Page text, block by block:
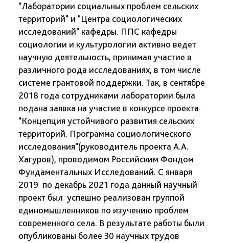
"Лаборатории социальных проблем сельских
территорий" и "Центра социологических
исследований" кафедры. ППС кафедры
социологии и культурологии активно ведет
научную деятельность, принимая участие в
различного рода исследованиях, в том числе
системе грантовой поддержки. Так, в сентябре
2018 года сотрудниками лаборатории была
подана заявка на участие в конкурсе проекта
"Концепция устойчивого развития сельских
территорий. Программа социологического
исследования"(руководитель проекта А.А.
Хагуров), проводимом Российским Фондом
Фундаментальных Исследований. С января
2019 по декабрь 2021 года данный научный
проект был успешно реализован группой
единомышленников по изучению проблем
современного села. В результате работы были
опубликованы более 30 научных трудов